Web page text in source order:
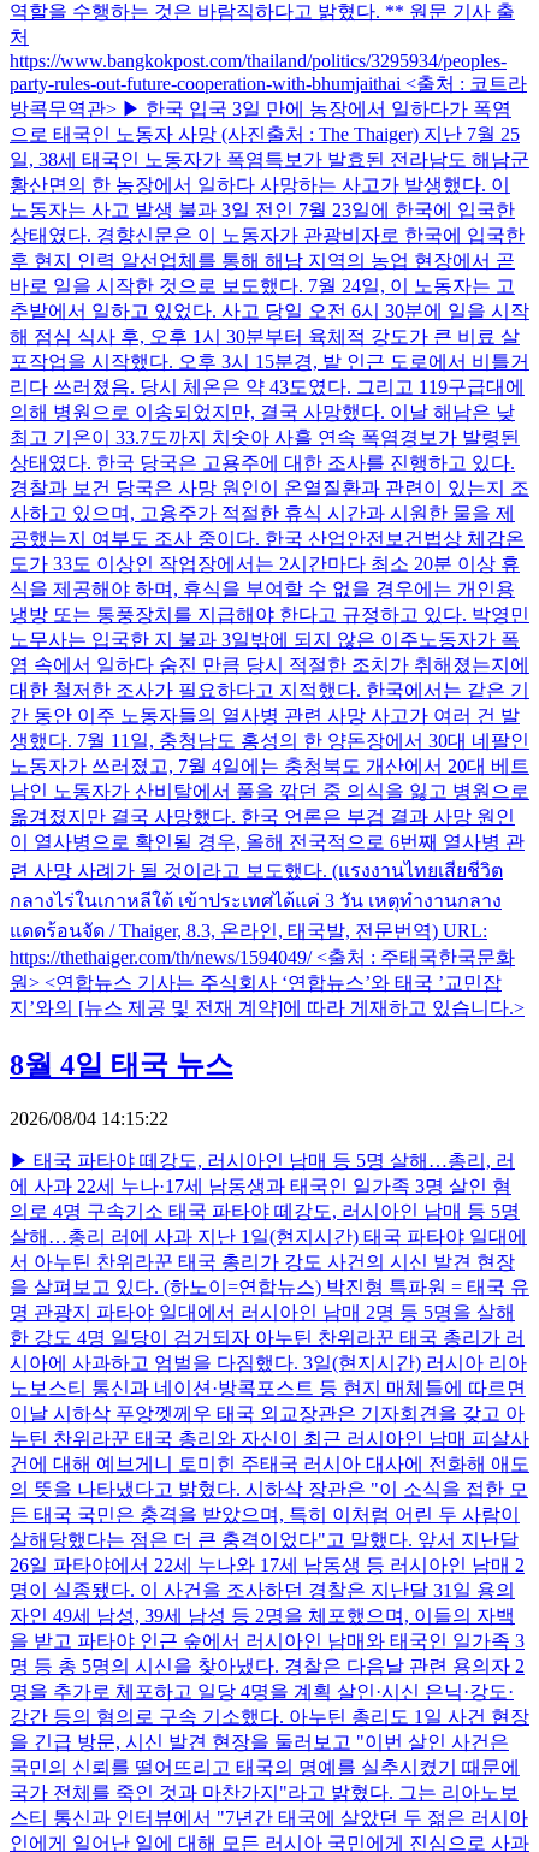
역할을 수행하는 것은 바람직하다고 밝혔다. ** 원문 기사 출
처
https://www.bangkokpost.com/thailand/politics/3295934/peoples-
party-rules-out-future-cooperation-with-bhumjaithai <출처 : 코트라
방콕무역관> ▶ 한국 입국 3일 만에 농장에서 일하다가 폭염
으로 태국인 노동자 사망 (사진출처 : The Thaiger) 지난 7월 25
일, 38세 태국인 노동자가 폭염특보가 발효된 전라남도 해남군
황산면의 한 농장에서 일하다 사망하는 사고가 발생했다. 이
노동자는 사고 발생 불과 3일 전인 7월 23일에 한국에 입국한
상태였다. 경향신문은 이 노동자가 관광비자로 한국에 입국한
후 현지 인력 알선업체를 통해 해남 지역의 농업 현장에서 곧
바로 일을 시작한 것으로 보도했다. 7월 24일, 이 노동자는 고
추밭에서 일하고 있었다. 사고 당일 오전 6시 30분에 일을 시작
해 점심 식사 후, 오후 1시 30분부터 육체적 강도가 큰 비료 살
포작업을 시작했다. 오후 3시 15분경, 밭 인근 도로에서 비틀거
리다 쓰러졌음. 당시 체온은 약 43도였다. 그리고 119구급대에
의해 병원으로 이송되었지만, 결국 사망했다. 이날 해남은 낮
최고 기온이 33.7도까지 치솟아 사흘 연속 폭염경보가 발령된
상태였다. 한국 당국은 고용주에 대한 조사를 진행하고 있다.
경찰과 보건 당국은 사망 원인이 온열질환과 관련이 있는지 조
사하고 있으며, 고용주가 적절한 휴식 시간과 시원한 물을 제
공했는지 여부도 조사 중이다. 한국 산업안전보건법상 체감온
도가 33도 이상인 작업장에서는 2시간마다 최소 20분 이상 휴
식을 제공해야 하며, 휴식을 부여할 수 없을 경우에는 개인용
냉방 또는 통풍장치를 지급해야 한다고 규정하고 있다. 박영민
노무사는 입국한 지 불과 3일밖에 되지 않은 이주노동자가 폭
염 속에서 일하다 숨진 만큼 당시 적절한 조치가 취해졌는지에
대한 철저한 조사가 필요하다고 지적했다. 한국에서는 같은 기
간 동안 이주 노동자들의 열사병 관련 사망 사고가 여러 건 발
생했다. 7월 11일, 충청남도 홍성의 한 양돈장에서 30대 네팔인
노동자가 쓰러졌고, 7월 4일에는 충청북도 개산에서 20대 베트
남인 노동자가 산비탈에서 풀을 깎던 중 의식을 잃고 병원으로
옮겨졌지만 결국 사망했다. 한국 언론은 부검 결과 사망 원인
이 열사병으로 확인될 경우, 올해 전국적으로 6번째 열사병 관
련 사망 사례가 될 것이라고 보도했다. (แรงงานไทยเสียชีวิต
กลางไร่ในเกาหลีใต้ เข้าประเทศได้แค่ 3 วัน เหตุทำงานกลาง
แดดร้อนจัด / Thaiger, 8.3, 온라인, 태국발, 전문번역) URL:
https://thethaiger.com/th/news/1594049/ <출처 : 주태국한국문화
원> <연합뉴스 기사는 주식회사 ‘연합뉴스’와 태국 ’교민잡
지’와의 [뉴스 제공 및 전재 계약]에 따라 게재하고 있습니다.>
8월 4일 태국 뉴스
2026/08/04 14:15:22
▶ 태국 파타야 떼강도, 러시아인 남매 등 5명 살해…총리, 러
에 사과 22세 누나·17세 남동생과 태국인 일가족 3명 살인 혐
의로 4명 구속기소 태국 파타야 떼강도, 러시아인 남매 등 5명
살해…총리 러에 사과 지난 1일(현지시간) 태국 파타야 일대에
서 아누틴 찬위라꾼 태국 총리가 강도 사건의 시신 발견 현장
을 살펴보고 있다. (하노이=연합뉴스) 박진형 특파원 = 태국 유
명 관광지 파타야 일대에서 러시아인 남매 2명 등 5명을 살해
한 강도 4명 일당이 검거되자 아누틴 찬위라꾼 태국 총리가 러
시아에 사과하고 엄벌을 다짐했다. 3일(현지시간) 러시아 리아
노보스티 통신과 네이션·방콕포스트 등 현지 매체들에 따르면
이날 시하삭 푸앙껫께우 태국 외교장관은 기자회견을 갖고 아
누틴 찬위라꾼 태국 총리와 자신이 최근 러시아인 남매 피살사
건에 대해 예브게니 토미힌 주태국 러시아 대사에 전화해 애도
의 뜻을 나타냈다고 밝혔다. 시하삭 장관은 "이 소식을 접한 모
든 태국 국민은 충격을 받았으며, 특히 이처럼 어린 두 사람이
살해당했다는 점은 더 큰 충격이었다"고 말했다. 앞서 지난달
26일 파타야에서 22세 누나와 17세 남동생 등 러시아인 남매 2
명이 실종됐다. 이 사건을 조사하던 경찰은 지난달 31일 용의
자인 49세 남성, 39세 남성 등 2명을 체포했으며, 이들의 자백
을 받고 파타야 인근 숲에서 러시아인 남매와 태국인 일가족 3
명 등 총 5명의 시신을 찾아냈다. 경찰은 다음날 관련 용의자 2
명을 추가로 체포하고 일당 4명을 계획 살인·시신 은닉·강도·
강간 등의 혐의로 구속 기소했다. 아누틴 총리도 1일 사건 현장
을 긴급 방문, 시신 발견 현장을 둘러보고 "이번 살인 사건은
국민의 신뢰를 떨어뜨리고 태국의 명예를 실추시켰기 때문에
국가 전체를 죽인 것과 마찬가지"라고 밝혔다. 그는 리아노보
스티 통신과 인터뷰에서 "7년간 태국에 살았던 두 젊은 러시아
인에게 일어난 일에 대해 모든 러시아 국민에게 진심으로 사과